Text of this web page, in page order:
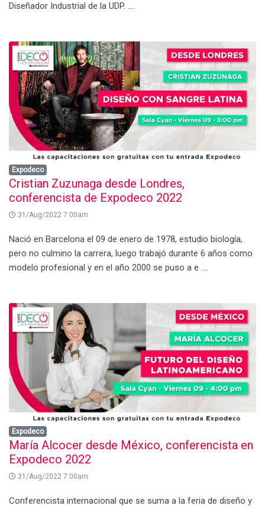
Diseñador Industrial de la UDP. ....
Expodeco
Cristian Zuzunaga desde Londres,
conferencista de Expodeco 2022
:31/Aug/2022 7:00am
Nació en Barcelona el 09 de enero de 1978, estudio biología,
pero no culmino la carrera, luego trabajó durante 6 años como
modelo profesional y en el año 2000 se puso a e ....
Expodeco
María Alcocer desde México, conferencista en
Expodeco 2022
:31/Aug/2022 7:00am
Conferencista internacional que se suma a la feria de diseño y